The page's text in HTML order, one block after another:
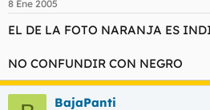
8 Ene 2005
EL DE LA FOTO NARANJA ES
NO CONFUNDIR CON NEGRO
BajaPanti